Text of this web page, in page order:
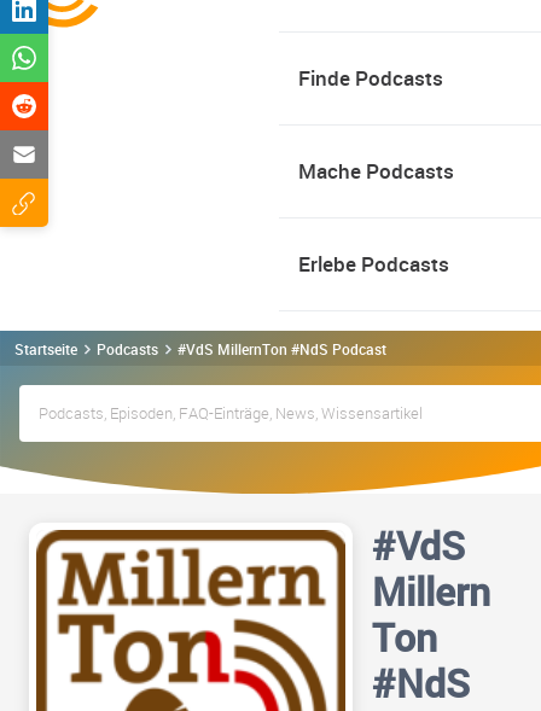
Finde Podcasts
Mache Podcasts
Erlebe Podcasts
Startseite Podcasts #VdS MillernTon #NdS Podcast
#VdS
Millern
Ton
#NdS